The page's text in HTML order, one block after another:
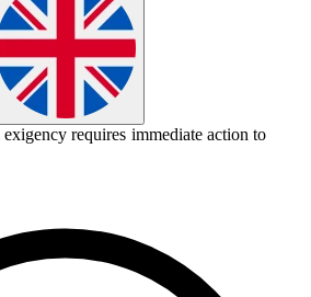
exigency requires immediate action to